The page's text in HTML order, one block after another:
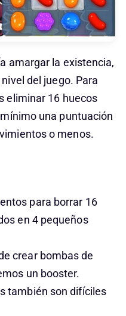
amargar la existencia,
del juego. Para
eliminar 16 huecos
una puntuación
o menos.
para borrar 16
en 4 pequeños
crear bombas de
un booster.
también son difíciles